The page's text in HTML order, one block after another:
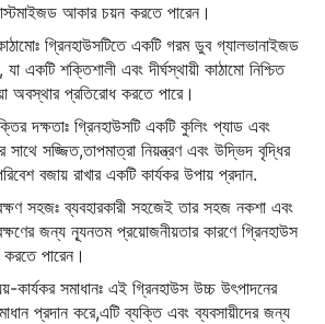
আকার চয়ন করতে পারেন।
গ্রিনহাউসটিতে একটি গরম ডুব গ্যালভানাইজড
একটি শক্তিশালী এবং দীর্ঘস্থায়ী কাঠামো নিশ্চিত
অবস্থার প্রতিরোধ করতে পারে।
দক্ষতাঃ গ্রিনহাউসটি একটি কুলিং প্যাড এবং
সাথে সজ্জিত,তাপমাত্রা নিয়ন্ত্রণ এবং উদ্ভিদ বৃদ্ধির
বজায় রাখার একটি কার্যকর উপায় প্রদান.
সহজঃ ব্যবহারকারী সহজেই তার সহজ নকশা এবং
জন্য ন্যূনতম প্রয়োজনীয়তার কারণে গ্রিনহাউস
করতে পারেন।
কার্যকর সমাধানঃ এই গ্রিনহাউস উচ্চ উৎপাদনের
প্রদান করে,এটি ব্যক্তি এবং ব্যবসায়ীদের জন্য